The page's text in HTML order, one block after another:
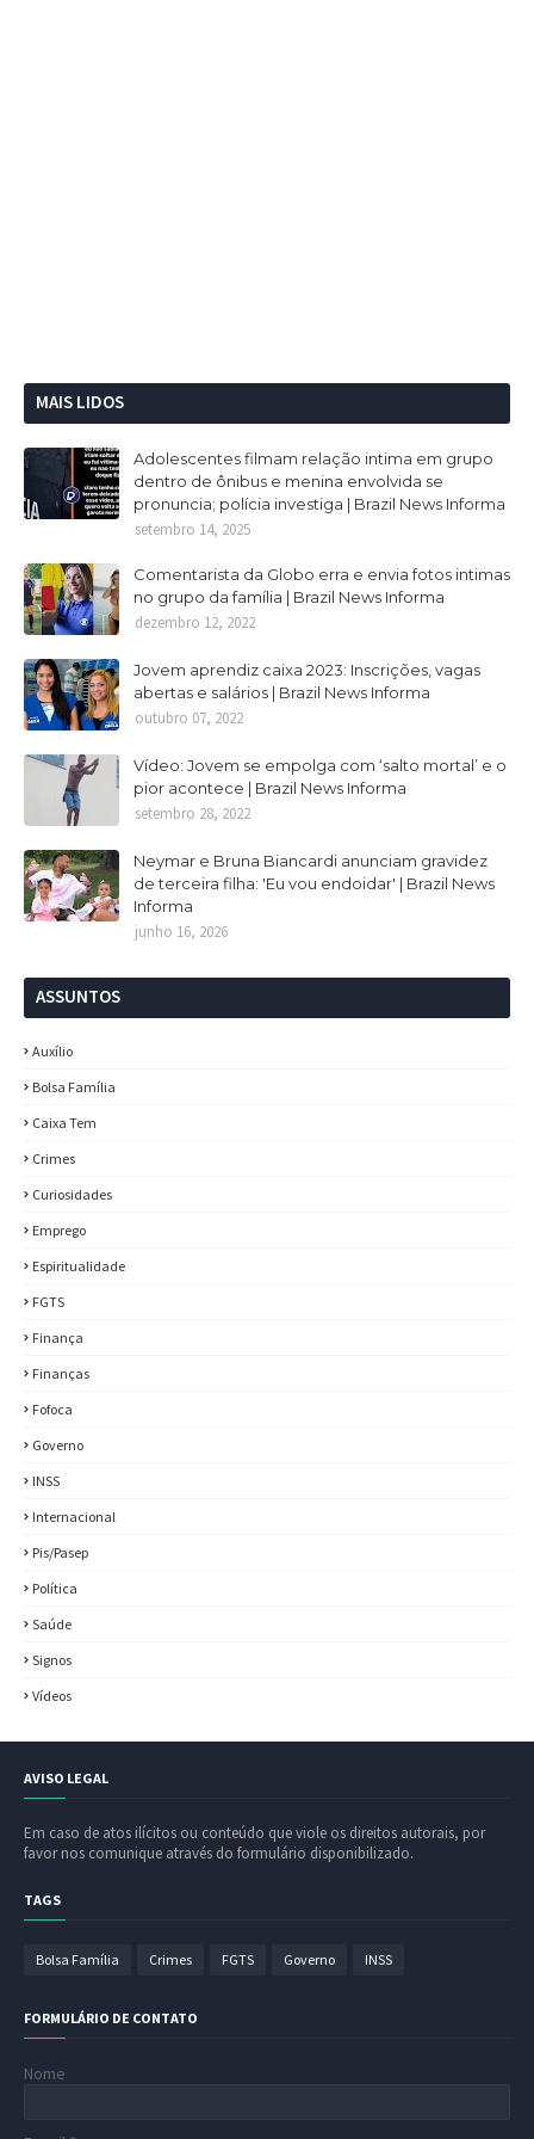
MAIS LIDOS
Adolescentes filmam relação intima em grupo
dentro de ônibus e menina envolvida se
pronuncia; polícia investiga | Brazil News Informa
setembro 14, 2025
Comentarista da Globo erra e envia fotos intimas
no grupo da família | Brazil News Informa
dezembro 12, 2022
Jovem aprendiz caixa 2023: Inscrições, vagas
abertas e salários | Brazil News Informa
outubro 07, 2022
Vídeo: Jovem se empolga com ‘salto mortal’ e o
pior acontece | Brazil News Informa
setembro 28, 2022
Neymar e Bruna Biancardi anunciam gravidez
de terceira filha: 'Eu vou endoidar' | Brazil News
Informa
junho 16, 2026
ASSUNTOS
Auxílio
Bolsa Família
Caixa Tem
Crimes
Curiosidades
Emprego
Espiritualidade
FGTS
Finança
Finanças
Fofoca
Governo
INSS
Internacional
Pis/Pasep
Política
Saúde
Signos
Vídeos
AVISO LEGAL
Em caso de atos ilícitos ou conteúdo que viole os direitos autorais, por
favor nos comunique através do formulário disponibilizado.
TAGS
Bolsa Família Crimes FGTS Governo INSS
FORMULÁRIO DE CONTATO
Nome